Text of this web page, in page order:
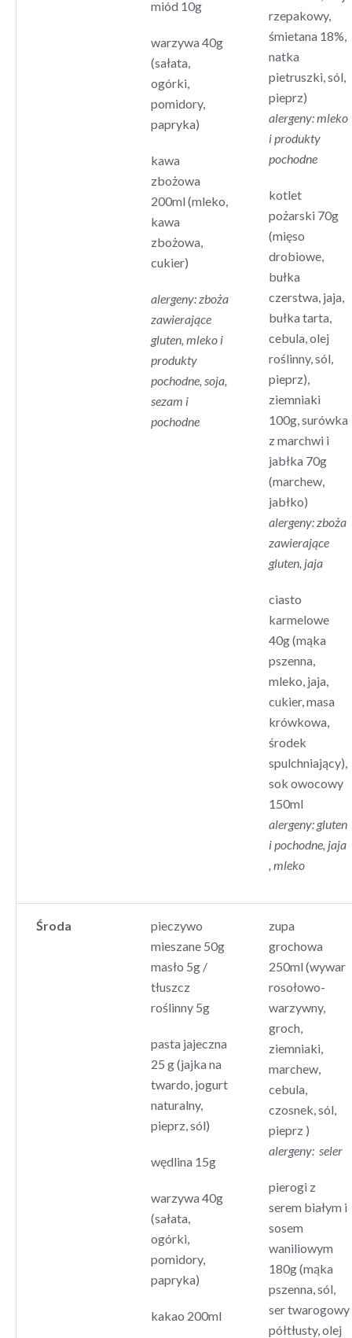
miód 10g
warzywa 40g
(sałata,
ogórki,
pomidory,
papryka)
kawa
zbożowa
200ml (mleko,
kawa
zbożowa,
cukier)
alergeny: zboża
zawierające
gluten, mleko i
produkty
pochodne, soja,
sezam i
pochodne
rzepakowy,
śmietana 18%,
natka
pietruszki, sól,
pieprz)
alergeny: mleko
i produkty
pochodne
kotlet
pożarski 70g
(mięso
drobiowe,
bułka
czerstwa, jaja,
bułka tarta,
cebula, olej
roślinny, sól,
pieprz),
ziemniaki
100g, surówka
z marchwi i
jabłka 70g
(marchew,
jabłko)
alergeny: zboża
zawierające
gluten, jaja
ciasto
karmelowe
40g (mąka
pszenna,
mleko, jaja,
cukier, masa
krówkowa,
środek
spulchniający),
sok owocowy
150ml
alergeny: gluten
i pochodne, jaja
, mleko
Środa
pieczywo
mieszane 50g
masło 5g /
tłuszcz
roślinny 5g
pasta jajeczna
25 g (jajka na
twardo, jogurt
naturalny,
pieprz, sól)
wędlina 15g
warzywa 40g
(sałata,
ogórki,
pomidory,
papryka)
kakao 200ml
zupa
grochowa
250ml (wywar
rosołowo-
warzywny,
groch,
ziemniaki,
marchew,
cebula,
czosnek, sól,
pieprz )
alergeny: seler
pierogi z
serem białym i
sosem
waniliowym
180g (mąka
pszenna, sól,
ser twarogowy
półtłusty, olej